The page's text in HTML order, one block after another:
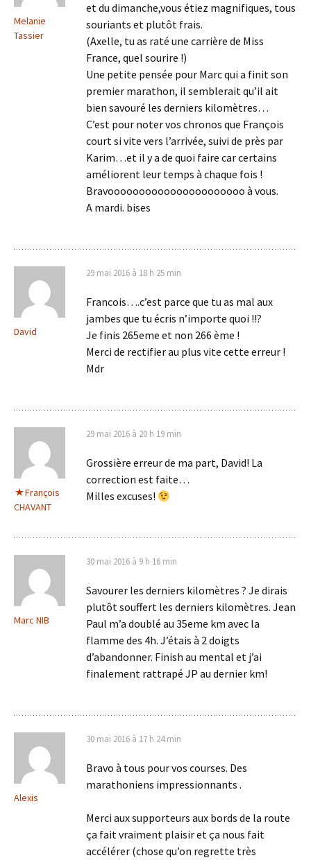
Melanie
Tassier
et du dimanche,vous étiez magnifiques, tous
souriants et plutôt frais.
(Axelle, tu as raté une carrière de Miss
France, quel sourire !)
Une petite pensée pour Marc qui a finit son
premier marathon, il semblerait qu’il ait
bien savouré les derniers kilomètres…
C’est pour noter vos chronos que François
court si vite vers l’arrivée, suivi de près par
Karim…et il y a de quoi faire car certains
améliorent leur temps à chaque fois !
Bravoooooooooooooooooooooo à vous.
A mardi. bises
David
29 mai 2016 à 18 h 25 min
Francois….c’est parce que tu as mal aux
jambes que tu écris n’importe quoi !!?
Je finis 265eme et non 266 ème !
Merci de rectifier au plus vite cette erreur !
Mdr
François
CHAVANT
29 mai 2016 à 20 h 19 min
Grossière erreur de ma part, David! La
correction est faite…
Milles excuses!
Marc NIB
30 mai 2016 à 9 h 16 min
Savourer les derniers kilomètres ? Je dirais
plutôt souffert les derniers kilomètres. Jean
Paul m’a doublé au 35eme km avec la
flamme des 4h. J’étais à 2 doigts
d’abandonner. Finish au mental et j’ai
finalement rattrapé JP au dernier km!
Alexis
30 mai 2016 à 17 h 24 min
Bravo à tous pour vos courses. Des
marathoniens impressionnants .
Merci aux supporteurs aux bords de la route
ça fait vraiment plaisir et ça nous fait
accélérer (chose qu’on regrette très